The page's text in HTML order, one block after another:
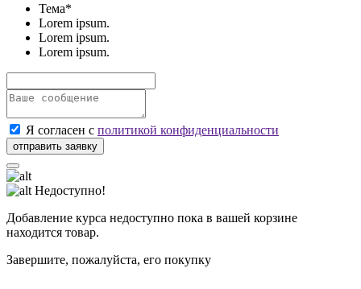
Тема*
Lorem ipsum.
Lorem ipsum.
Lorem ipsum.
Я согласен с политикой конфиденциальности
Недоступно!
Добавление курса недоступно пока в вашей корзине
находится товар.
Завершите, пожалуйста, его покупку